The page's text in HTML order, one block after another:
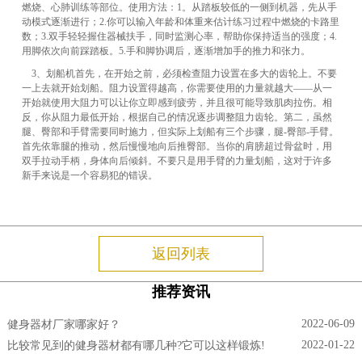
燃烧、心肺训练等部位。使用方法：1。从踏板较低的一侧到机器，先从手
动模式逐渐进行；2.你可以输入年龄和体重来估计练习过程中燃烧的卡路里
数；3.双手轻轻握住器械扶手，同时监测心率，帮助你保持适当的强度；4.
用脚依次向前踩踏板。5.手和脚协调后，逐渐增加手的推力和张力。
3、划船机首先，在开始之前，必须检查阻力设置在多大的齿轮上。不要
一上去就开始划船。阻力设置得越高，你需要使用的力量就越大——从一
开始就使用大阻力可以让你立即感到疲劳，并且很可能导致肌肉拉伤。相
反，你从阻力最低开始，根据自己的情况逐步调整阻力齿轮。第二，虽然
腿、臀部和手臂需要同时施力，但实际上划船有三个步骤，腿-臀部-手臂。
首先依靠腿的推动，然后慢慢地向后推臀部。当你的肩膀超过骨盆时，用
双手拉动手柄，身体向后倾斜。不要只是用手臂的力量划船，这对于许多
新手来说是一个容易犯的错误。
返回列表
推荐资讯
健身器材厂家哪家好？
2022-06-09
比较常见到的健身器材都有哪几种?它可以这样锻炼!
2022-01-22